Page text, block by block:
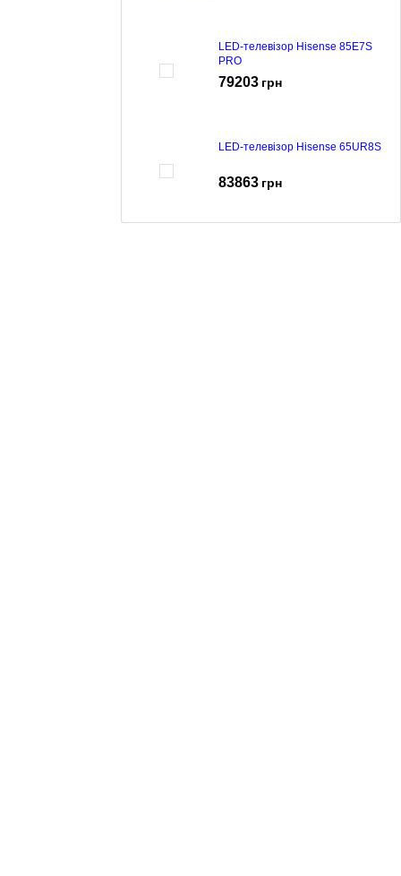
LED-телевізор Hisense 85E7S
PRO
79203 грн
LED-телевізор Hisense 65UR8S
83863 грн